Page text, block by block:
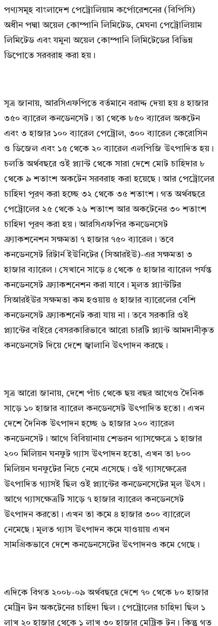
পণ্যসমূহ বাংলাদেশ পেট্রোলিয়াম কর্পোরেশনের (বিপিসি)
অধীন পদ্মা অয়েল কোম্পানি লিমিটেড, মেঘনা পেট্রোলিয়াম
লিমিটেড এবং যমুনা অয়েল কোম্পানি লিমিটেডের বিভিন্ন
ডিপোতে সরবরাহ করা হয়।
সূত্র জানায়, আরসিএফপিতে বর্তমানে বরাদ্দ দেয়া হয় ৪ হাজার
৩৫০ ব্যারেল কনডেনসেট। তা থেকে ৮৫০ ব্যারেল অকটেন
এবং ৩ হাজার ১০০ ব্যারেল পেট্রোল, ৩০০ ব্যারেল কেরোসিন
ও ডিজেল এবং ১৫ থেকে ২০ ব্যারেল এলপিজি উৎপাদিত হয়।
চলতি অর্থবছরে ওই প্ল্যান্ট থেকে সারা দেশে মোট চাহিদার ৮
থেকে ৯ শতাংশ অকটেন সরবরাহ করা হয়েছে। আর পেট্রোলের
চাহিদা পূরণ করা হচ্ছে ৩২ থেকে ৩৫ শতাংশ। গত অর্থবছরে
পেট্রোলের ২৫ থেকে ২৬ শতাংশ আর অকটেনের ৩০ শতাংশ
চাহিদা পূরণ করা হয়। আরসিএফপির কনডেনসেট
ফ্র্যাকশনেশন সক্ষমতা ৭ হাজার ৭৫০ ব্যারেল। তবে
কনডেনসেট রিটার্ন ইউনিটের (সিআরইউ)-এর সক্ষমতা ৩
হাজার ব্যারেল। সেখানে সাড়ে ৪ থেকে ৫ হাজার ব্যারেল পর্যন্ত
কনডেনসেট ফ্র্যাকশনেশন করা যাবে। মূলত প্ল্যান্টটির
সিআরইউর সক্ষমতা কম হওয়ায় ৫ হাজার ব্যারেলের বেশি
কনডেনসেট ফ্র্যাকশনেট করা যায় না। তবে সরকারি ওই
প্ল্যান্টের বাইরে বেসরকারিভাবে আরো চারটি প্ল্যান্ট আমদানীকৃত
কনডেনসেট দিয়ে দেশে জ্বালানি উৎপাদন করছে।
সূত্র আরো জানায়, দেশে পাঁচ থেকে ছয় বছর আগেও দৈনিক
সাড়ে ১০ হাজার ব্যারেল কনডেনসেট উৎপাদিত হতো। এখন
দেশে দৈনিক উৎপাদন হচ্ছে ৬ হাজার ২০০ ব্যারেল
কনডেনসেট। আগে বিবিয়ানায় শেভরন গ্যাসক্ষেত্রে ১ হাজার
২০০ মিলিয়ন ঘনফুট গ্যাস উৎপাদন হতো, এখন তা ৮০০
মিলিয়ন ঘনফুটের নিচে নেমে এসেছে। ওই গ্যাসক্ষেত্রের
উৎপাদিত গ্যাসই ছিল ওই প্ল্যান্টের কনডেনসেটের মূল উৎস।
আগে গ্যাসক্ষেত্রটি সাড়ে ৭ হাজার ব্যারেল কনডেনসেট
উৎপাদন করতো। এখন তা কমে ৪ হাজার ৩০০ ব্যারেলে
নেমেছে। মূলত গ্যাস উৎপাদন কমে যাওয়ায় এখন
সামগ্রিকভাবে দেশে কনডেনসেটের উৎপাদনও কমে গেছে।
এদিকে বিগত ২০০৮-০৯ অর্থবছরে দেশে ৭০ থেকে ৮০ হাজার
মেট্রিন টন অকটেনের চাহিদা ছিল। পেট্রোলের চাহিদা ছিল ১
লাখ ২০ হাজার থেকে ১ লাখ ৩০ হাজার মেট্রিক টন। কিন্তু গত